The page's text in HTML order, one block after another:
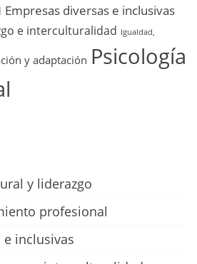
Empresas diversas e inclusivas
e interculturalidad Igualdad,
y adaptación Psicología
y liderazgo
profesional
e inclusivas